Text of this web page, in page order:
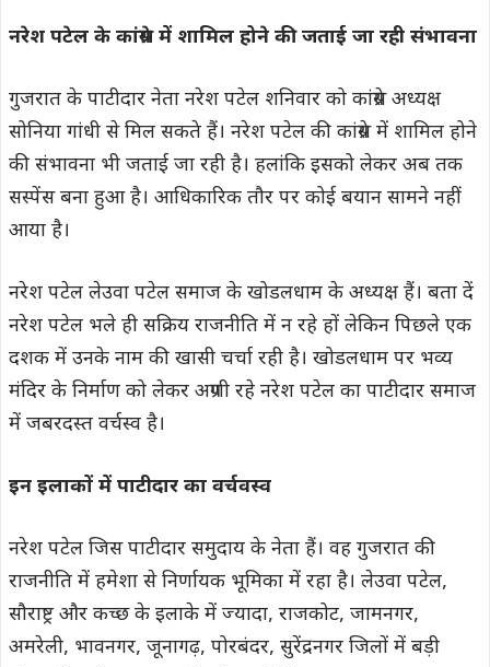
नरेश पटेल के कांग्रेस में शामिल होने की जताई जा रही संभावना
गुजरात के पाटीदार नेता नरेश पटेल शनिवार को कांग्रेस अध्यक्ष
सोनिया गांधी से मिल सकते हैं। नरेश पटेल की कांग्रेस में शामिल होने
की संभावना भी जताई जा रही है। हलांकि इसको लेकर अब तक
सस्पेंस बना हुआ है। आधिकारिक तौर पर कोई बयान सामने नहीं
आया है।
नरेश पटेल लेउवा पटेल समाज के खोडलधाम के अध्यक्ष हैं। बता दें
नरेश पटेल भले ही सक्रिय राजनीति में न रहे हों लेकिन पिछले एक
दशक में उनके नाम की खासी चर्चा रही है। खोडलधाम पर भव्य
मंदिर के निर्माण को लेकर अग्रणी रहे नरेश पटेल का पाटीदार समाज
में जबरदस्त वर्चस्व है।
इन इलाकों में पाटीदार का वर्चवस्व
नरेश पटेल जिस पाटीदार समुदाय के नेता हैं। वह गुजरात की
राजनीति में हमेशा से निर्णायक भूमिका में रहा है। लेउवा पटेल,
सौराष्ट्र और कच्छ के इलाके में ज्यादा, राजकोट, जामनगर,
अमरेली, भावनगर, जूनागढ़, पोरबंदर, सुरेंद्रनगर जिलों में बड़ी